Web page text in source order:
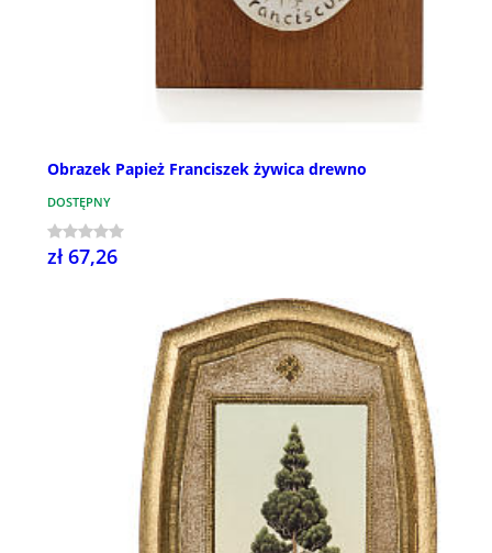
Obrazek Papież Franciszek żywica drewno
DOSTĘPNY
zł 67,26